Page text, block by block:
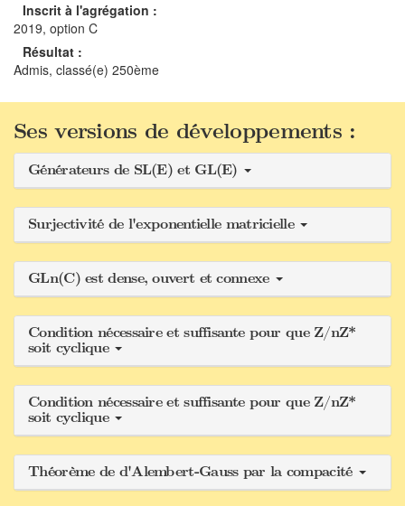
Inscrit à l'agrégation :
2019, option C
Résultat :
Admis, classé(e) 250ème
Ses versions de développements :
Générateurs de SL(E) et GL(E)
Surjectivité de l'exponentielle matricielle
GLn(C) est dense, ouvert et connexe
Condition nécessaire et suffisante pour que Z/nZ*
soit cyclique
Condition nécessaire et suffisante pour que Z/nZ*
soit cyclique
Théorème de d'Alembert-Gauss par la compacité